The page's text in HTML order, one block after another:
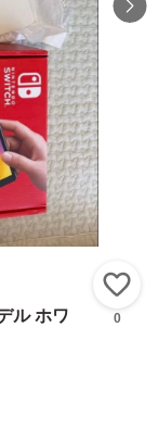
ル ホワ
0